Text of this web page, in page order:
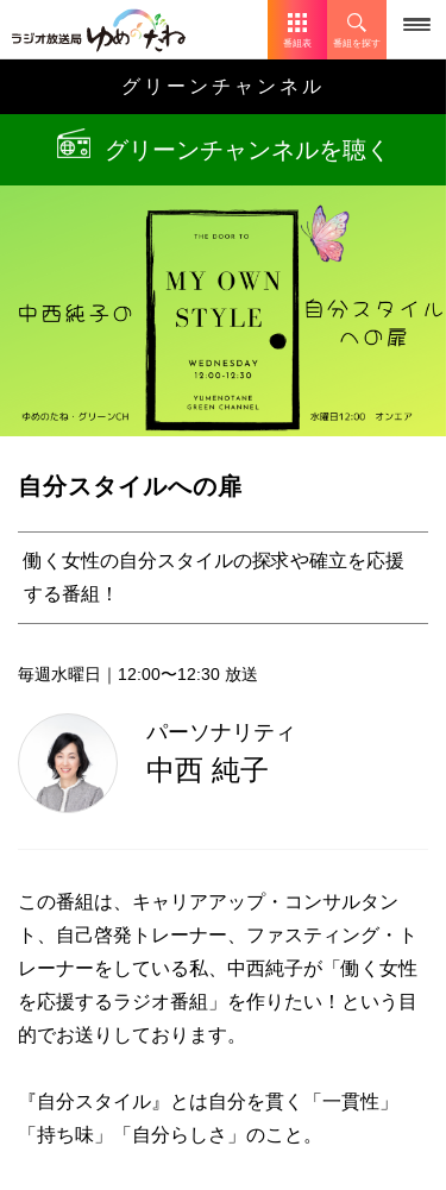
番組表 番組を探す
グリーンチャンネル
グリーンチャンネルを聴く
自分スタイルへの扉
働く女性の自分スタイルの探求や確立を応援
する番組！
毎週水曜日｜12:00〜12:30 放送
パーソナリティ
中西 純子
この番組は、キャリアアップ・コンサルタン
ト、自己啓発トレーナー、ファスティング・ト
レーナーをしている私、中西純子が「働く女性
を応援するラジオ番組」を作りたい！という目
的でお送りしております。
『自分スタイル』とは自分を貫く「一貫性」
「持ち味」「自分らしさ」のこと。